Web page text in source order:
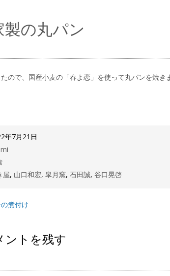
製の丸パン
ので、国産小麦の「春よ恋」を使って丸パンを焼き
年7月21日
屋, 山口和宏,皐月窯,石田誠,谷口晃啓
煮付け
ントを残す